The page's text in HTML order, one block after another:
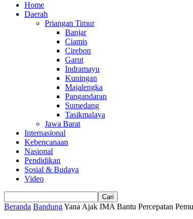
Home
Daerah
Priangan Timur
Banjar
Ciamis
Cirebon
Garut
Indramayu
Kuningan
Majalengka
Pangandaran
Sumedang
Tasikmalaya
Jawa Barat
Internasional
Kebencanaan
Nasional
Pendidikan
Sosial & Budaya
Video
Beranda BandungYana Ajak IMA Bantu Percepatan